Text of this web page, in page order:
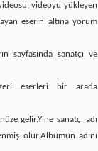
videoyu yükleyen
eserin altına yorum
sayfasında sanatçı ve
eserleri bir arada
gelir.Yine sanatçı adı
olur.Albümün adını